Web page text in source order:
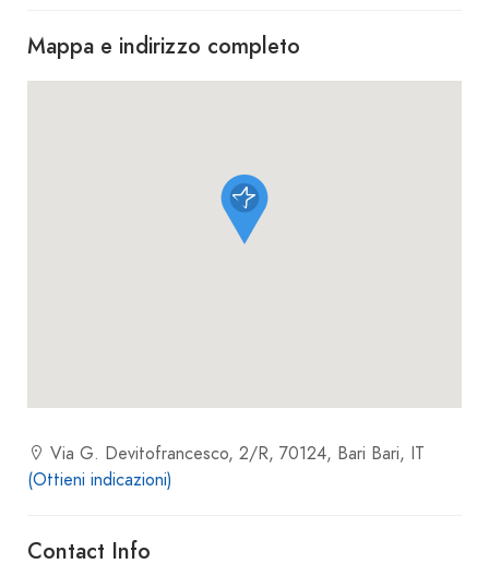
Mappa e indirizzo completo
Via G. Devitofrancesco, 2/R, 70124, Bari Bari, IT
(Ottieni indicazioni)
Contact Info